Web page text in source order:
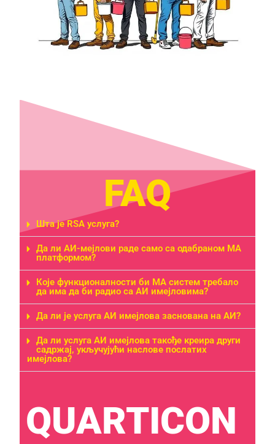
FAQ
Шта је RSA услуга?
Да ли АИ-мејлови раде само са одабраном МА
платформом?
Које функционалности би МА систем требало
да има да би радио са АИ имејловима?
Да ли је услуга АИ имејлова заснована на АИ?
Да ли услуга АИ имејлова такође креира други
садржај, укључујући наслове послатих
имејлова?
QUARTICON​